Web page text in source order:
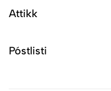
Attikk
Póstlisti